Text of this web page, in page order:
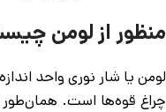
منظور از لومن
لومن یا شار نوری واحد
چراغ قوه‌ها است.